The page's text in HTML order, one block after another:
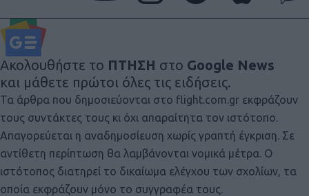
Ακολουθήστε το ΠΤΗΣΗ στο Google News
και μάθετε πρώτοι όλες τις ειδήσεις.
Τα άρθρα που δημοσιεύονται στο flight.com.gr εκφράζουν
τους συντάκτες τους κι όχι απαραίτητα τον ιστότοπο.
Απαγορεύεται η αναδημοσίευση χωρίς γραπτή έγκριση. Σε
αντίθετη περίπτωση θα λαμβάνονται νομικά μέτρα. Ο
ιστότοπος διατηρεί το δικαίωμα ελέγχου των σχολίων, τα
οποία εκφράζουν μόνο το συγγραφέα τους.